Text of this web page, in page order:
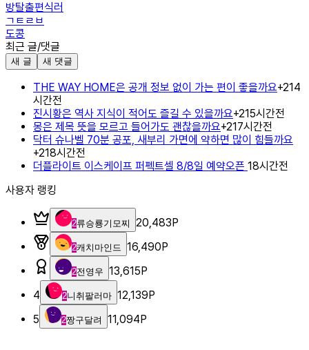
방탈출편식러
ㄱㅌㄹㅂ
도콩
최근 글/댓글
새 글 새 댓글
THE WAY HOME은 공개 정보 없이 가는 편이 좋을까요+214
시간전
진시황은 역사 지식이 적어도 즐길 수 있을까요+215시간전
몽은 제목 뜻을 모르고 들어가도 괜찮을까요+217시간전
닥터 슈나벨 70분 공포, 새부리 가면에 약하면 많이 힘들까요
+218시간전
더플라이트 이스케이프 퍼펙트셀 8/8일 예약오픈 18시간전
사용자 랭킹
2류승룡기모찌 20,483P
2캐치마인드 16,490P
2전영우 13,615P
4
2니취팔러마 12,139P
5
2짱구달려 11,094P